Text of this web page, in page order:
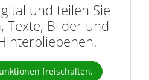
und teilen Sie
Texte, Bilder und
freischalten.